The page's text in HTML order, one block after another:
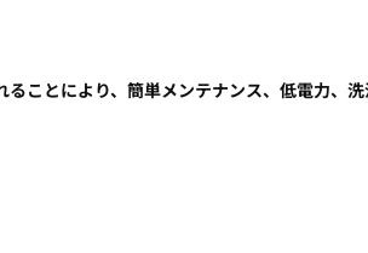
ことにより、簡単メンテナンス、低電力、